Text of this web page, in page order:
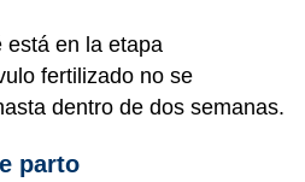
está en la etapa
fertilizado no se
dentro de dos semanas.
parto